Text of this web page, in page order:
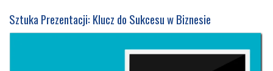
Sztuka Prezentacji: Klucz do Sukcesu w Biznesie